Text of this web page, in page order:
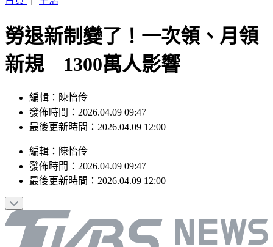
勞退新制變了！一次領、月領
新規 1300萬人影響
發佈時間：2026.04.09 09:47
最後更新時間：2026.04.09 12:00
發佈時間：2026.04.09 09:47
最後更新時間：2026.04.09 12:00